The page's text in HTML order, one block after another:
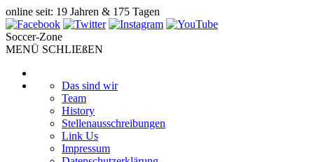
online seit: 19 Jahren & 175 Tagen
Soccer-Zone
MENÜ SCHLIEßEN
Das sind wir
Team
History
Stellenausschreibungen
Link Us
Impressum